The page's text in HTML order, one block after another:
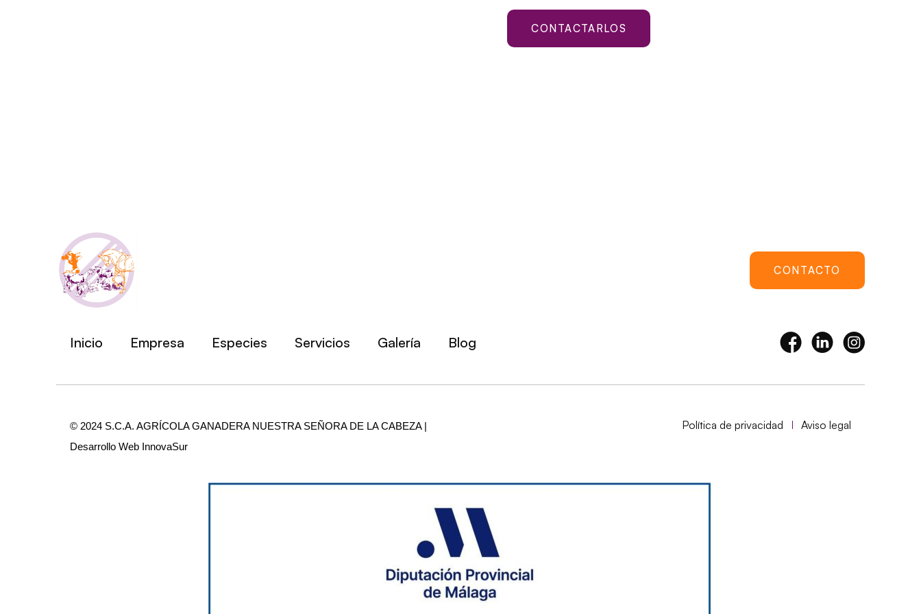
CONTACTARLOS
CONTACTO
Inicio Empresa Especies Servicios Galería Blog
© 2024 S.C.A. AGRÍCOLA GANADERA NUESTRA SEÑORA DE LA CABEZA |
Desarrollo Web InnovaSur
Política de privacidad Aviso legal